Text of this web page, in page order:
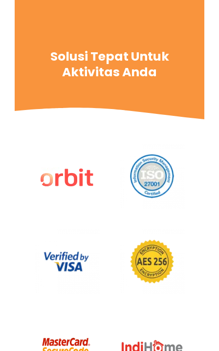
Solusi Tepat Untuk
Aktivitas Anda